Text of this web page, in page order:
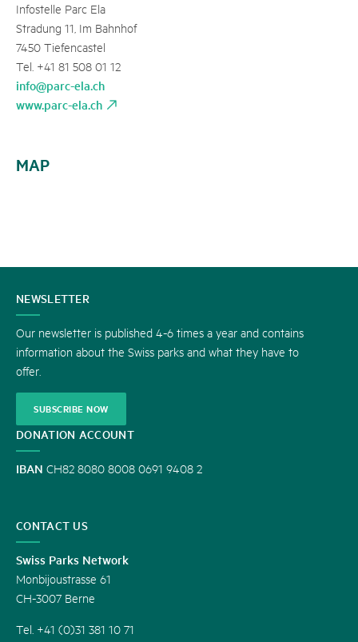
Infostelle Parc Ela
Stradung 11, Im Bahnhof
7450 Tiefencastel
Tel. +41 81 508 01 12
info@parc-ela.ch
www.parc-ela.ch
MAP
CONTACT
US
NEWSLETTER
Our newsletter is published 4-6 times a year and contains
information about the Swiss parks and what they have to
offer.
SUBSCRIBE NOW
DONATION ACCOUNT
IBAN CH82 8080 8008 0691 9408 2
CONTACT US
Swiss Parks Network
Monbijoustrasse 61
CH-3007 Berne
Tel. +41 (0)31 381 10 71